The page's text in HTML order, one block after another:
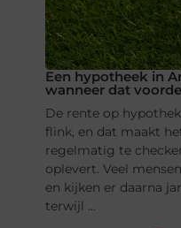
Een hypotheek in
wanneer dat
De rente op
flink, en dat maakt
regelmatig te
oplevert. Veel
en kijken er daarna
terwijl ...